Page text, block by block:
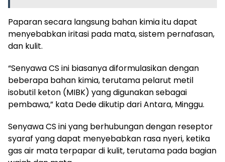
Paparan secara langsung bahan kimia itu dapat
menyebabkan iritasi pada mata, sistem pernafasan,
dan kulit.
“Senyawa CS ini biasanya diformulasikan dengan
beberapa bahan kimia, terutama pelarut metil
isobutil keton (MIBK) yang digunakan sebagai
pembawa,” kata Dede dikutip dari Antara, Minggu.
Senyawa CS ini yang berhubungan dengan reseptor
syaraf yang dapat menyebabkan rasa nyeri, ketika
gas air mata terpapar di kulit, terutama pada bagian